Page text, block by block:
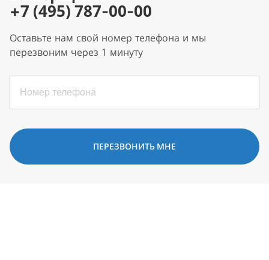
+7 (495) 787-00-00
Оставьте нам свой номер телефона и мы
перезвоним через 1 минуту
ПЕРЕЗВОНИТЬ МНЕ